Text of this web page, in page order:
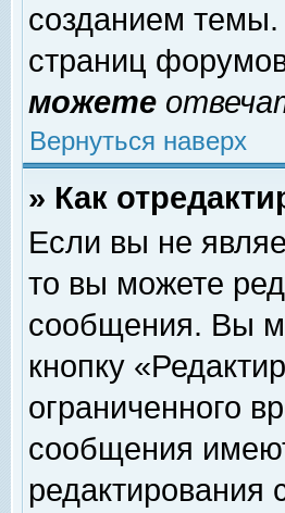
созданием
страниц
можете
Вернуться наверх
» Как
Если вы не
то вы можете
сообщения. Вы
кнопку
ограниченного
сообщения